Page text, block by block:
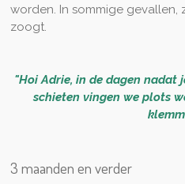
worden. In sommige gevallen,
zoogt.
"Hoi Adrie, in de dagen nadat
schieten vingen we plots
3 maanden en verder